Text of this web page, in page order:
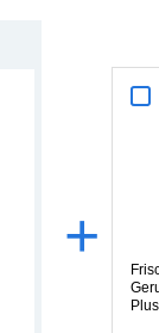
+ Fris
Ger
Pl us